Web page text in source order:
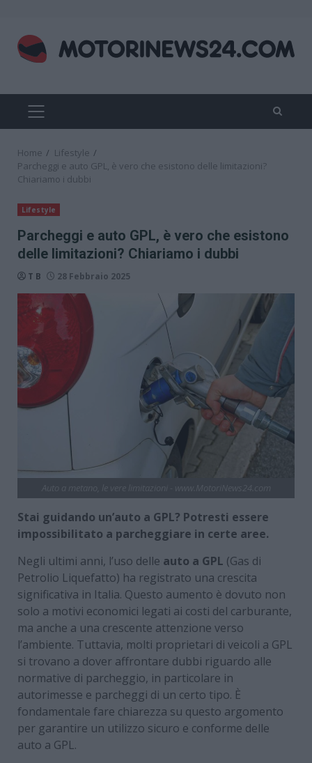
content
PRIMARY
MENU
Home
Lifestyle
Parcheggi e auto GPL, è vero che esistono delle limitazioni?
Chiariamo i dubbi
Lifestyle
Parcheggi e auto GPL, è vero che esistono
delle limitazioni? Chiariamo i dubbi
T B 28 Febbraio 2025
Stai guidando un’auto a GPL? Potresti essere
impossibilitato a parcheggiare in certe aree.
Negli ultimi anni, l’uso delle auto a GPL (Gas di
Petrolio Liquefatto) ha registrato una crescita
significativa in Italia. Questo aumento è dovuto non
solo a motivi economici legati ai costi del carburante,
ma anche a una crescente attenzione verso
l’ambiente. Tuttavia, molti proprietari di veicoli a GPL
si trovano a dover affrontare dubbi riguardo alle
normative di parcheggio, in particolare in
autorimesse e parcheggi di un certo tipo. È
fondamentale fare chiarezza su questo argomento
per garantire un utilizzo sicuro e conforme delle
auto a GPL.